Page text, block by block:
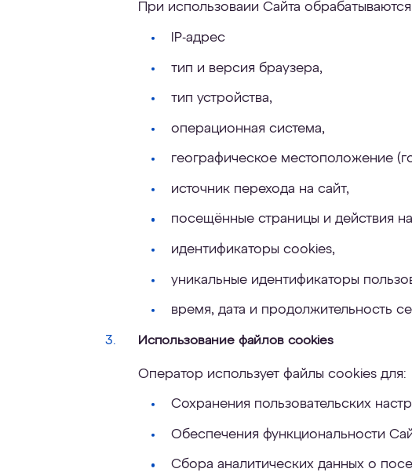
При использоваии Сайта
IP-адрес
тип и версия браузера,
тип устройства,
операционная система,
географическое местоположение
источник перехода на сайт,
посещённые страницы и действия
идентификаторы cookies,
уникальные идентификаторы
время, дата и продолжительность
Использование файлов cookies
Оператор использует файлы cookies для:
Сохранения пользовательских
Обеспечения функциональности
Сбора аналитических данных о